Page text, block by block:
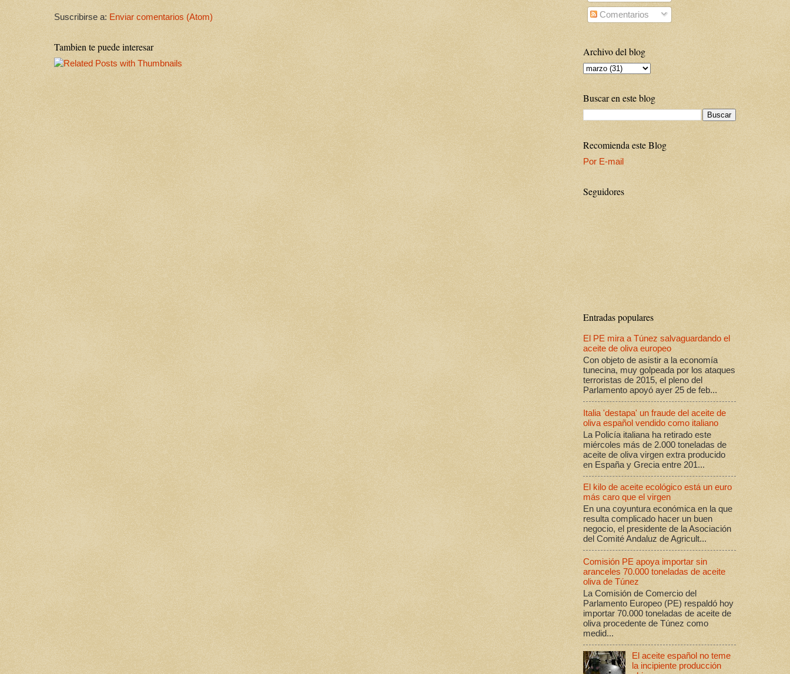
Suscribirse a: Enviar comentarios (Atom)
Tambien te puede interesar
Comentarios
Archivo del blog
Buscar en este blog
Recomienda este Blog
Por E-mail
Seguidores
Entradas populares
El PE mira a Túnez salvaguardando el
aceite de oliva europeo
Con objeto de asistir a la economía
tunecina, muy golpeada por los ataques
terroristas de 2015, el pleno del
Parlamento apoyó ayer 25 de feb...
Italia 'destapa' un fraude del aceite de
oliva español vendido como italiano
La Policía italiana ha retirado este
miércoles más de 2.000 toneladas de
aceite de oliva virgen extra producido
en España y Grecia entre 201...
El kilo de aceite ecológico está un euro
más caro que el virgen
En una coyuntura económica en la que
resulta complicado hacer un buen
negocio, el presidente de la Asociación
del Comité Andaluz de Agricult...
Comisión PE apoya importar sin
aranceles 70.000 toneladas de aceite
oliva de Túnez
La Comisión de Comercio del
Parlamento Europeo (PE) respaldó hoy
importar 70.000 toneladas de aceite de
oliva procedente de Túnez como
medid...
El aceite español no teme
la incipiente producción